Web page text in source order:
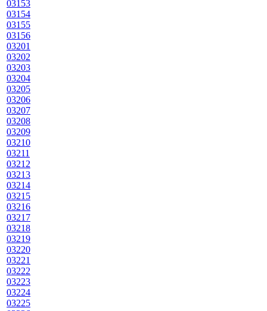
03153
03154
03155
03156
03201
03202
03203
03204
03205
03206
03207
03208
03209
03210
03211
03212
03213
03214
03215
03216
03217
03218
03219
03220
03221
03222
03223
03224
03225